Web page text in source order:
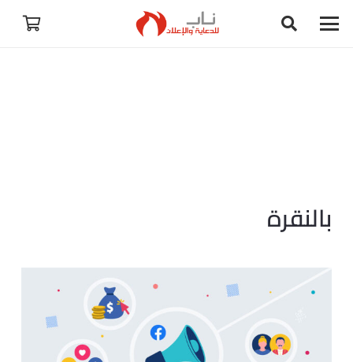
بالنقرة